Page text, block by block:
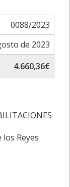
0088/2023
de 2023
4.660,36€
los Reyes